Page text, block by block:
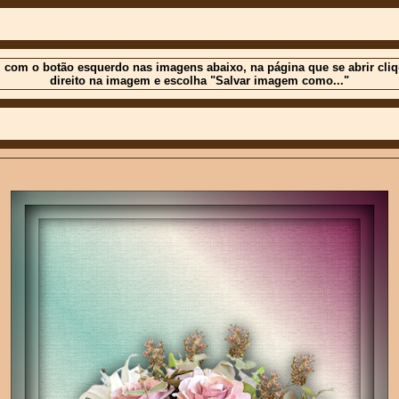
com o botão esquerdo nas imagens abaixo, na página que se abrir
direito na imagem e escolha "Salvar imagem como..."